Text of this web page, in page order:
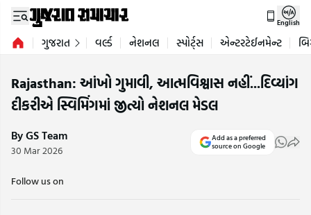
English
ગુજરાત વર્લ્ડ નેશનલ સ્પોર્ટ્સ એન્ટરટેઈનમેન્ટ
Rajasthan: આંખો ગુમાવી, આત્મવિશ્વાસ નહીં...દિવ્યાંગ
દીકરીએ સ્વિમિંગમાં જીત્યો નેશનલ મેડલ
By GS Team
30 Mar 2026
Add as a preferred
source on Google
Follow us on